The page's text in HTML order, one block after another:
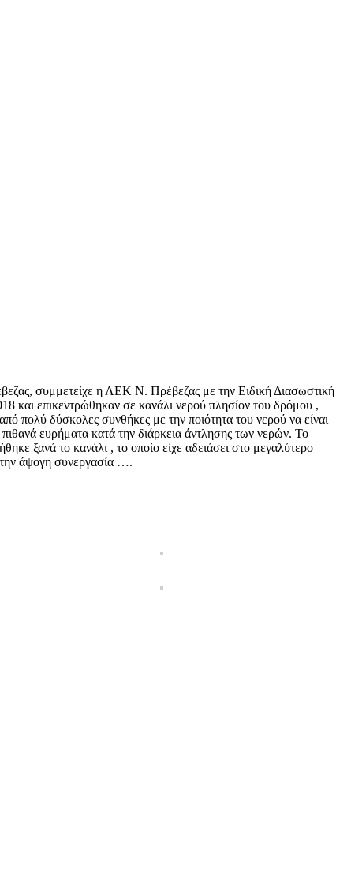
συμμετείχε η ΛΕΚ Ν. Πρέβεζας με την Ειδική Διασωστική
επικεντρώθηκαν σε κανάλι νερού πλησίον του δρόμου ,
πολύ δύσκολες συνθήκες με την ποιότητα του νερού να είναι
ευρήματα κατά την διάρκεια άντλησης των νερών. Το
ξανά το κανάλι , το οποίο είχε αδειάσει στο μεγαλύτερο
άψογη συνεργασία ….